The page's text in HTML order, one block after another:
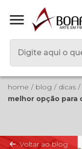
home blog dicas
melhor opção para
Voltar ao blog